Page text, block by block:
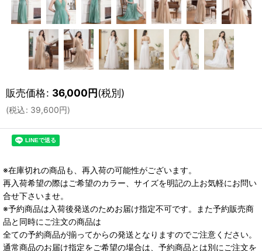
販売価格: 36,000円(税別)
(税込: 39,600円)
※在庫切れの商品も、再入荷の可能性がございます。
再入荷希望の際はご希望のカラー、サイズを明記の上お気軽にお問い
合せ下さいませ。
※予約商品は入荷後発送のためお届け指定不可です。また予約販売商
品と同時にご注文の商品は
全ての予約商品が揃ってからの発送となりますのでご注意ください。
通常商品のお届け指定をご希望の場合は、予約商品とは別にご注文を